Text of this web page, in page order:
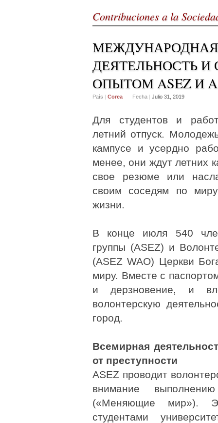
Contribuciones a la
ДЕЯТЕЛЬНОСТЬ
ОПЫТОМ ASEZ И
País | Corea Fecha | Julio 31, 2019
Для студентов и
летний отпуск.
кампусе и усердно
менее, они ждут летних
свое резюме или
своим соседям по
жизни.
В конце июля 540
группы (ASEZ) и
(ASEZ WAO) Церкви
миру. Вместе с
и дерзновение, и
волонтерскую
город.
Всемирная
от преступности
ASEZ проводит
внимание
(«Меняющие мир»).
студентами